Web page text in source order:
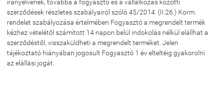
irányelvének, továbbá a fogyasztó és a vállalkozás közötti
szerződések részletes szabályairól szóló 45/2014. (II.26.) Korm.
rendelet szabályozása értelmében Fogyasztó a megrendelt termék
kézhez vételétől számított 14 napon belül indokolás nélkül elállhat a
szerződéstől, visszaküldheti a megrendelt terméket. Jelen
tájékoztató hiányában jogosult Fogyasztó 1 év elteltéig gyakorolni
az elállási jogát.